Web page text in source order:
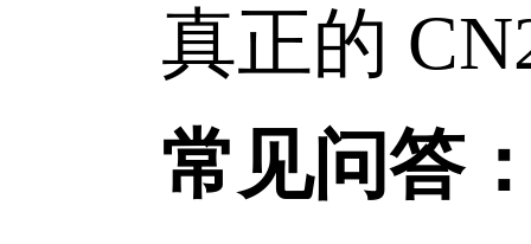
真正的 CN2
常见问答